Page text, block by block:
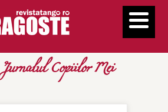
Jurnalul Copiilor Mei